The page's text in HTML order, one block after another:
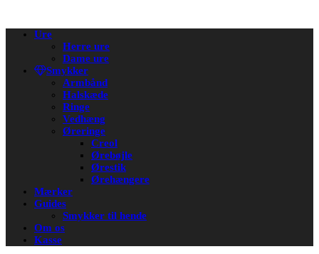
navigation
Ure
Herre ure
Dame ure
Smykker
Armbånd
Halskæde
Ringe
Vedhæng
Øreringe
Creol
Ørebøjle
Ørestik
Ørehængere
Mærker
Guides
Smykker til hende
Om os
Kasse